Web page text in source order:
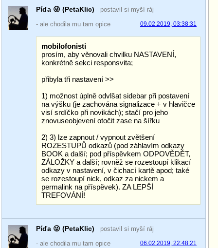
Píďa 😜 (PetaKlic)
postavil si myší ráj
- ale chodila mu tam opice
09.02.2019, 03:38:31
mobilofonisti
prosím, aby věnovali chvilku NASTAVENÍ,
konkrétně sekci responsvita;
přibyla tři nastavení >>
1) možnost úplně odvlšat sidebar při postavení
na výšku (je zachována signalizace + v hlavičce
visí srdíčko při novikách); stačí pro jeho
znovuseobjevení otočit zase na šířku
2) 3) lze zapnout / vypnout zvětšení
ROZESTUPŮ odkazů (pod záhlavím odkazy
BOOK a další; pod příspěvkem ODPOVĚDĚT,
ZÁLOŽKY a další; rovněž se rozestoupí klikací
odkazy v nastavení, v čichací kartě apod; také
se rozestoupí nick, odkaz za nickem a
permalink na příspěvek). ZA LEPŠÍ
TREFOVÁNÍ!
Píďa 😜 (PetaKlic)
postavil si myší ráj
- ale chodila mu tam opice
06.02.2019, 22:48:21